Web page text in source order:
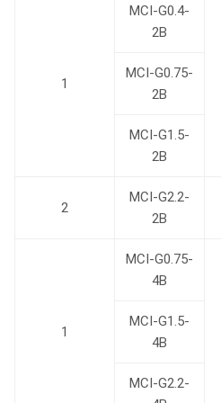
1
MCI-G0.4-
2B
MCI-G0.75-
2B
MCI-G1.5-
2B
2
MCI-G2.2-
2B
1
MCI-G0.75-
4B
MCI-G1.5-
4B
MCI-G2.2-